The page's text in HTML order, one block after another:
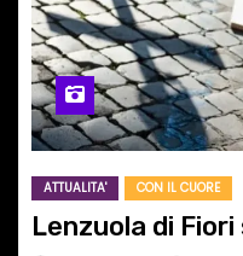
ATTUALITA' CON IL CUORE
Lenzuola di Fiori